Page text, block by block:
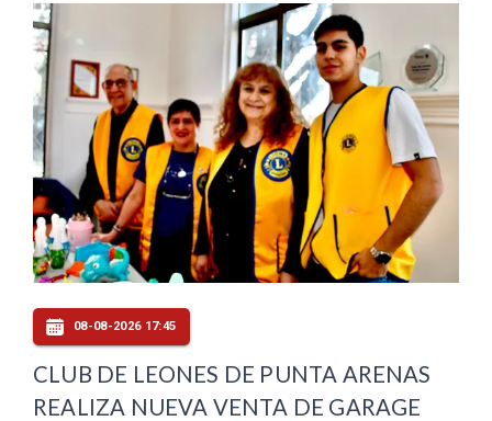
08-08-2026 17:45
CLUB DE LEONES DE PUNTA ARENAS
REALIZA NUEVA VENTA DE GARAGE